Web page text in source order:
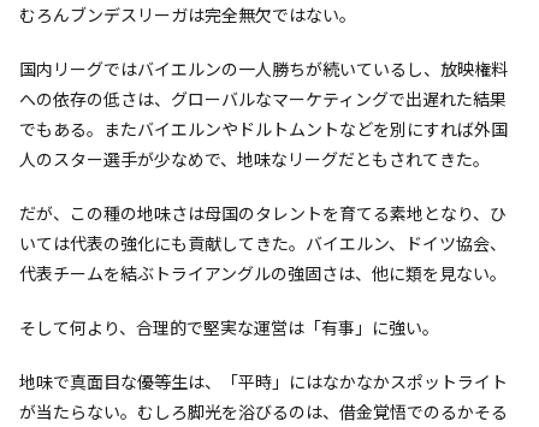
むろんブンデスリーガは完全無欠ではない。
国内リーグではバイエルンの一人勝ちが続いているし、放映権料
への依存の低さは、グローバルなマーケティングで出遅れた結果
でもある。またバイエルンやドルトムントなどを別にすれば外国
人のスター選手が少なめで、地味なリーグだともされてきた。
だが、この種の地味さは母国のタレントを育てる素地となり、ひ
いては代表の強化にも貢献してきた。バイエルン、ドイツ協会、
代表チームを結ぶトライアングルの強固さは、他に類を見ない。
そして何より、合理的で堅実な運営は「有事」に強い。
地味で真面目な優等生は、「平時」にはなかなかスポットライト
が当たらない。むしろ脚光を浴びるのは、借金覚悟でのるかそる